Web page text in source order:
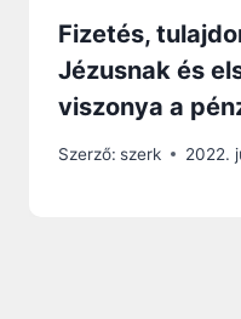
Fizetés,
Jézusnak és
viszonya a
Szerző: szerk 2022.